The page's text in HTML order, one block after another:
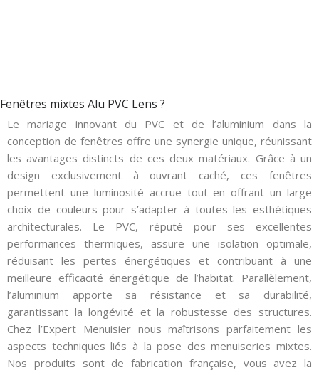
Fenêtres mixtes Alu PVC Lens ?
Le mariage innovant du PVC et de l’aluminium dans la
conception de fenêtres offre une synergie unique, réunissant
les avantages distincts de ces deux matériaux. Grâce à un
design exclusivement à ouvrant caché, ces fenêtres
permettent une luminosité accrue tout en offrant un large
choix de couleurs pour s’adapter à toutes les esthétiques
architecturales. Le PVC, réputé pour ses excellentes
performances thermiques, assure une isolation optimale,
réduisant les pertes énergétiques et contribuant à une
meilleure efficacité énergétique de l’habitat. Parallèlement,
l’aluminium apporte sa résistance et sa durabilité,
garantissant la longévité et la robustesse des structures.
Chez l’Expert Menuisier nous maîtrisons parfaitement les
aspects techniques liés à la pose des menuiseries mixtes.
Nos produits sont de fabrication française, vous avez la